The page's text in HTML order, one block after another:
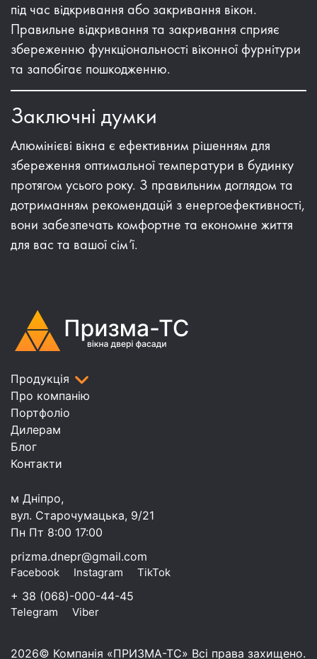
під час відкривання або закривання вікон.
Правильне відкривання та закривання сприяє
збереженню функціональності віконної фурнітури
та запобігає пошкодженню.
Заключні думки
Алюмінієві вікна є ефективним рішенням для
збереження оптимальної температури в будинку
протягом усього року. З правильним доглядом та
дотриманням рекомендацій з енергоефективності,
вони забезпечать комфортне та економне життя
для вас та вашої сім’ї.
Продукція
Про компанію
Портфоліо
Дилерам
Блог
Контакти
м Дніпро,
вул. Старочумацька, 9/21
Пн Пт 8:00 17:00
prizma.dnepr@gmail.com
Facebook Instagram TikTok
+ 38 (068)-000-44-45
Telegram Viber
2026© Компанія «ПРИЗМА-ТС» Всі права захищено.